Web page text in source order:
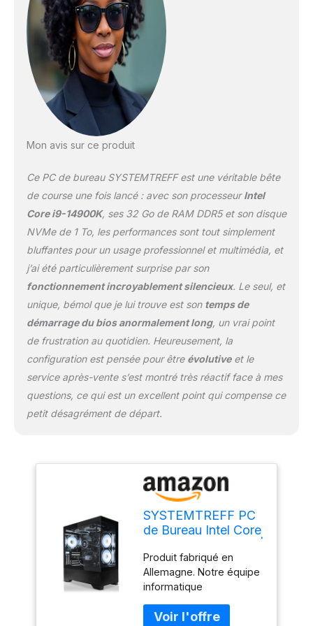
exceptionnelle. En outre,
Windows 11 Pro est
préinstallé pour vous
garantir une expérience
prête à l'emploi et
transparente Votre
appareil de travail est
Kingston FURY, ce qui
performances pour
Windows 11. Cela les rend
idéaux pour le travail à
domicile - que ce soit au
l'école à domicile, ils
sont parfaitement
équipés pour travailler
efficacement et en
sont gérées sur un
disque dur M.2 NVMe
rapide de 1000 Go, sur
lequel Windows 11 et
tous les pilotes
domicile ou à l'école à
domicile en offrant une
facilité d'utilisation
maximale. La carte mère
se caractérise par un
que l'audio, le LAN, la
PS2, l'USB 3.2, l'USB 2.0
et est donc idéale pour
aussi bien pour le bureau
Mon avis sur ce produit
Ce PC de bureau SYSTEMTREFF est une véritable bête
de course une fois lancé : avec son processeurIntel
Core i9-14900K, ses 32 Go de RAM DDR5 et son disque
NVMe de 1 To, les performances sont tout simplement
bluffantes pour un usage professionnel et multimédia, et
j’ai été particulièrement surprise par son
fonctionnement incroyablement silencieux. Le seul, et
unique, bémol que je lui trouve est son temps de
démarrage du bios anormalement long, un vrai point
de frustration au quotidien. Heureusement, la
configuration est pensée pour être évolutiveet le
service après-vente s’est montré très réactif face à mes
questions, ce qui est un excellent point qui compense ce
petit désagrément de départ.
SYSTEMTREFF PC
de Bureau Intel Core
UHD 770 4K HDMI
DX12 | 1To M.2
NVMe | 32Go DDR5
RAM | Windows 11 |
Ordinateur de
Produit fabriqué en
Allemagne. Notre équipe
informatique
plus haute qualité pour